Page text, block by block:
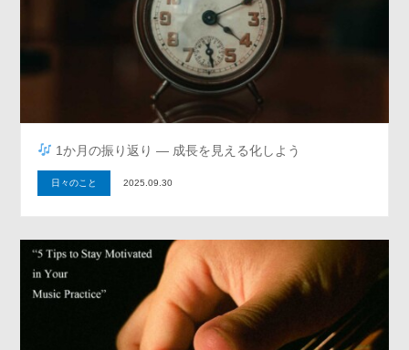
1か月の振り返り ― 成長を見える化しよう
日々のこと 2025.09.30